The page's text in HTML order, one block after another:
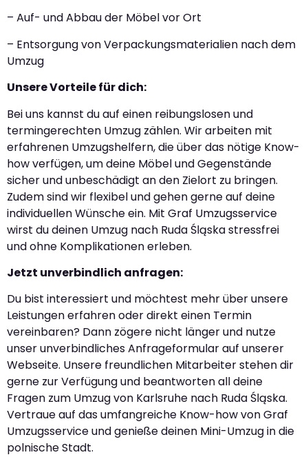
– Auf- und Abbau der Möbel vor Ort
– Entsorgung von Verpackungsmaterialien nach dem
Umzug
Unsere Vorteile für dich:
Bei uns kannst du auf einen reibungslosen und
termingerechten Umzug zählen. Wir arbeiten mit
erfahrenen Umzugshelfern, die über das nötige Know-
how verfügen, um deine Möbel und Gegenstände
sicher und unbeschädigt an den Zielort zu bringen.
Zudem sind wir flexibel und gehen gerne auf deine
individuellen Wünsche ein. Mit Graf Umzugsservice
wirst du deinen Umzug nach Ruda Śląska stressfrei
und ohne Komplikationen erleben.
Jetzt unverbindlich anfragen:
Du bist interessiert und möchtest mehr über unsere
Leistungen erfahren oder direkt einen Termin
vereinbaren? Dann zögere nicht länger und nutze
unser unverbindliches Anfrageformular auf unserer
Webseite. Unsere freundlichen Mitarbeiter stehen dir
gerne zur Verfügung und beantworten all deine
Fragen zum Umzug von Karlsruhe nach Ruda Śląska.
Vertraue auf das umfangreiche Know-how von Graf
Umzugsservice und genieße deinen Mini-Umzug in die
polnische Stadt.